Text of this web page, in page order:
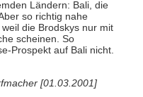
Ländern: Bali, die
so richtig nahe
die Brodskys nur mit
scheinen. So
Prospekt auf Bali nicht.
[01.03.2001]